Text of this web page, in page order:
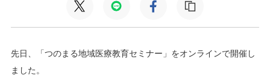
先日、「つのまる地域医療教育セミナー」をオンラインで開催し
ました。